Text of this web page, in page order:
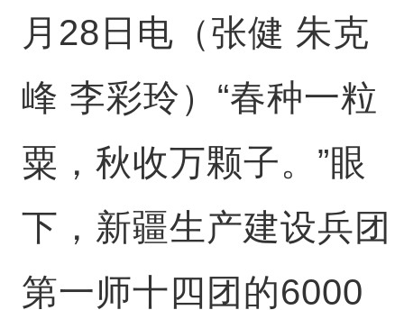
月28日电（张健 朱克
峰 李彩玲）“春种一粒
粟，秋收万颗子。”眼
下，新疆生产建设兵团
第一师十四团的6000